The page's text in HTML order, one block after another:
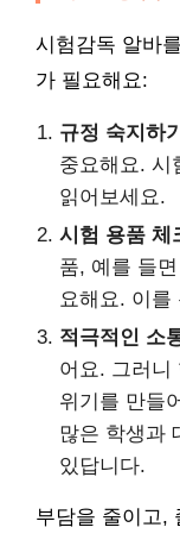
시험감독 알바
가 필요해요:
규정 숙지하기
중요해요. 시
읽어보세요.
시험 용품 체
품, 예를 들
요해요. 이를
적극적인 소
어요. 그러니
위기를 만들
많은 학생과
있답니다.
부담을 줄이고,